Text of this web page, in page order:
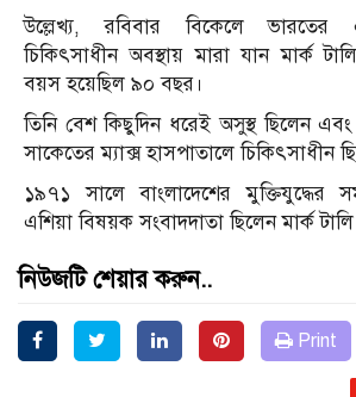
উল্লেখ্য, রবিবার বিকেলে ভারতের
চিকিৎসাধীন অবস্থায় মারা যান মার্ক
বয়স হয়েছিল ৯০ বছর।
তিনি বেশ কিছুদিন ধরেই অসুস্থ ছিলেন
সাকেতের ম্যাক্স হাসপাতালে চিকিৎসাধীন
১৯৭১ সালে বাংলাদেশের মুক্তিযুদ্ধের
এশিয়া বিষয়ক সংবাদদাতা ছিলেন মার্ক
নিউজটি শেয়ার করুন..
Print